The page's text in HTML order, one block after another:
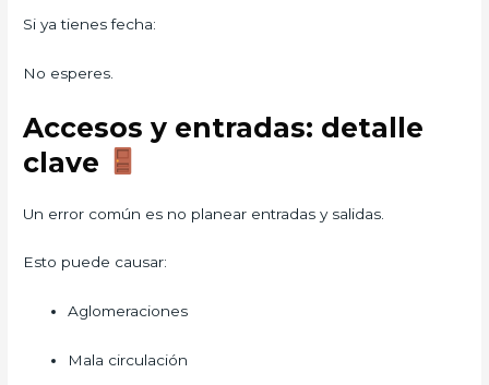
Si ya tienes fecha:
No esperes.
Accesos y entradas: detalle
clave
Un error común es no planear entradas y salidas.
Esto puede causar:
Aglomeraciones
Mala circulación